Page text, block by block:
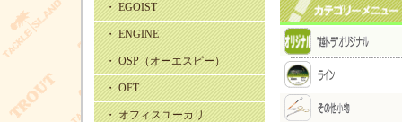
・ EGOIST
・ ENGINE
・ OSP（オーエスピー）
・ OFT
・ オフィスユーカリ